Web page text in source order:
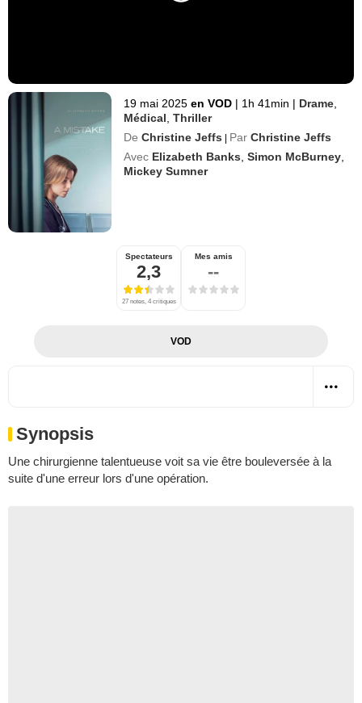
19 mai 2025 en VOD | 1h 41min | Drame
Médical ,Thriller
De Christine Jeffs | Par Christine Jeffs
Avec Elizabeth Banks ,Simon McBurney
Mickey Sumner
Spectateurs
2,3
27 notes, 4 critiques
Mes amis
--
VOD
Synopsis
Une chirurgienne talentueuse voit sa vie être bouleversée à la
suite d'une erreur lors d'une opération.